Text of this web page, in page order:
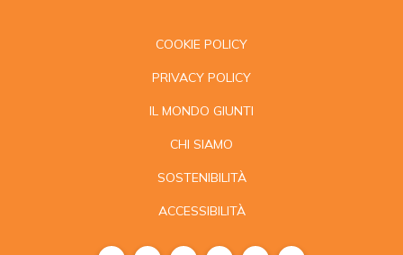
COOKIE POLICY
PRIVACY POLICY
IL MONDO GIUNTI
CHI SIAMO
SOSTENIBILITÀ
ACCESSIBILITÀ